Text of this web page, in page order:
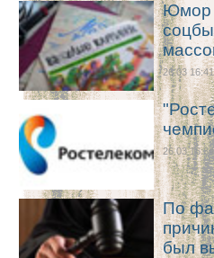
Юмор
26.03 16:41
26.03 16:34
По
был